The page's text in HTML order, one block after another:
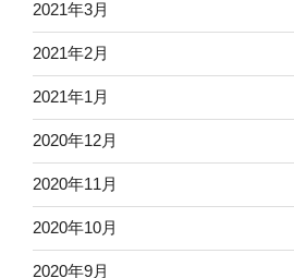
2021年3月
2021年2月
2021年1月
2020年12月
2020年11月
2020年10月
2020年9月